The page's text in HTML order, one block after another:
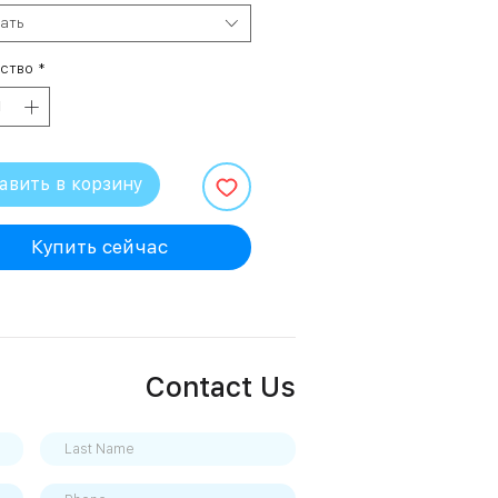
*
в корзину
Купить сейчас
Contact Us